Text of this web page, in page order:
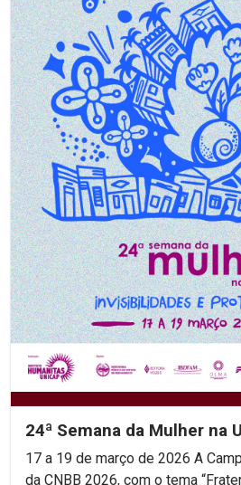
24ª Semana da Mulher na
17 a 19 de março de 2026 A Campanha da Fraternidade
da CNBB 2026, com o tema